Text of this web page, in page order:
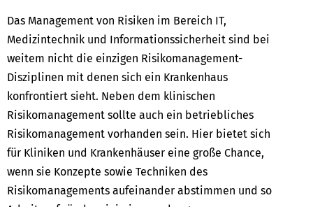
Das Management von Risiken im Bereich IT,
Medizintechnik und Informationssicherheit sind bei
weitem nicht die einzigen Risikomanagement-
Disziplinen mit denen sich ein Krankenhaus
konfrontiert sieht. Neben dem klinischen
Risikomanagement sollte auch ein betriebliches
Risikomanagement vorhanden sein. Hier bietet sich
für Kliniken und Krankenhäuser eine große Chance,
wenn sie Konzepte sowie Techniken des
Risikomanagements aufeinander abstimmen und so